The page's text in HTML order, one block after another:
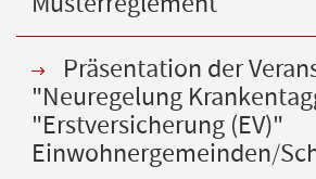
Präsentation der
"Neuregelung
"Erstversicherung (EV)"
Einwohnergemeinden/